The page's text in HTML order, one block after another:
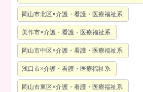
岡山市北区×介護・看護・医療福祉系
美作市×介護・看護・医療福祉系
岡山市中区×介護・看護・医療福祉系
浅口市×介護・看護・医療福祉系
岡山市東区×介護・看護・医療福祉系